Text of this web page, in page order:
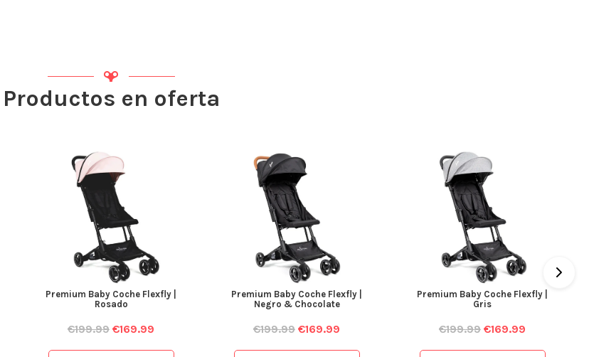
Productos en oferta
Premium Baby Coche Flexfly |
Rosado
€199.99 €169.99
Premium Baby Coche Flexfly |
Negro & Chocolate
€199.99 €169.99
Premium Baby Coche Flexfly |
Gris
€199.99 €169.99